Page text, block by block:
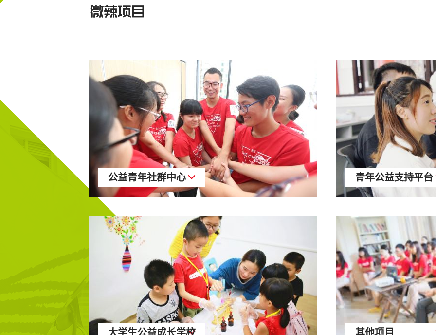
公益青年社群中心 青年公益支持平台
大学生公益成长学校 其他项目